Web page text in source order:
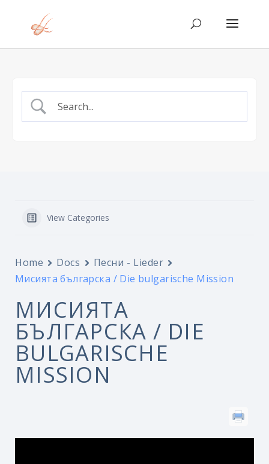
View Categories
Home Docs
Песни - Lieder
Мисията българска / Die bulgarische Mission
МИСИЯТА
БЪЛГАРСКА / DIE
BULGARISCHE
MISSION